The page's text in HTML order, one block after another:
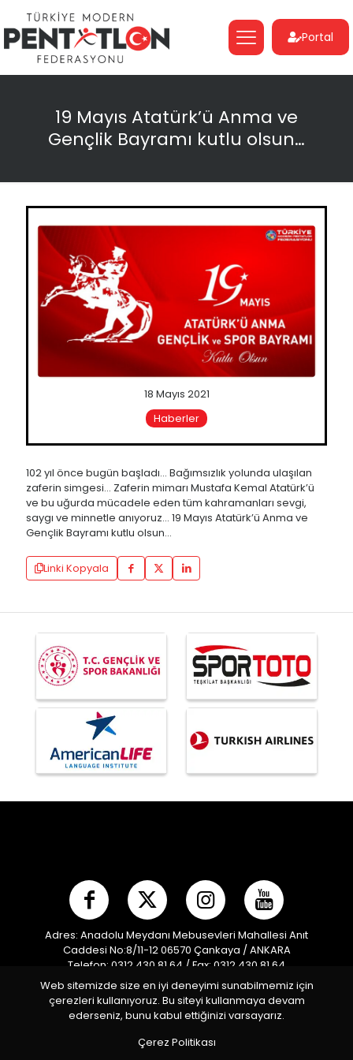
Portal
19 Mayıs Atatürk’ü Anma ve
Gençlik Bayramı kutlu olsun…
18 Mayıs 2021
Haberler
102 yıl önce bugün başladı… Bağımsızlık yolunda ulaşılan
zaferin simgesi… Zaferin mimarı Mustafa Kemal Atatürk’ü
ve bu uğurda mücadele eden tüm kahramanları sevgi,
saygı ve minnetle anıyoruz… 19 Mayıs Atatürk’ü Anma ve
Gençlik Bayramı kutlu olsun…
Linki Kopyala
Adres: Anadolu Meydanı Mebusevleri Mahallesi Anıt
Caddesi No:8/11-12 06570 Çankaya / ANKARA
Telefon: 0312 430 81 64 / Fax: 0312 430 81 64
E-posta:info@mpf.org.tr/ Kep Adresi:
modernpentatlonfederasyonu@hs01.kep.tr
Türkiye Modern Pentatlon Federasyonu © 2026 Tüm
Hakları Saklıdır
Web sitemizde size en iyi deneyimi sunabilmemiz için
çerezleri kullanıyoruz. Bu siteyi kullanmaya devam
ederseniz, bunu kabul ettiğinizi varsayarız.
Çerez Politikası